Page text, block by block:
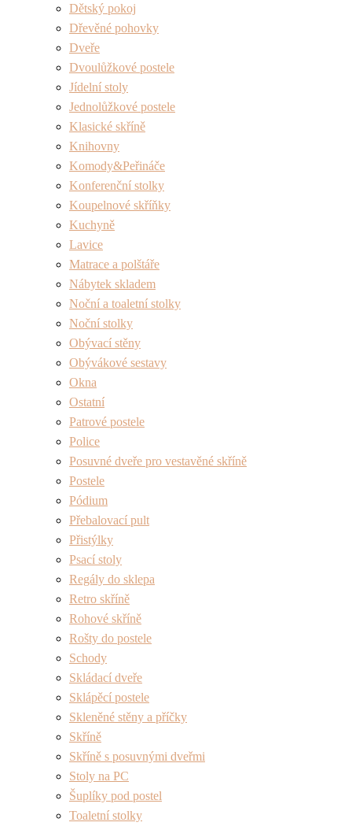
Dětský pokoj
Dřevěné pohovky
Dveře
Dvoulůžkové postele
Jídelní stoly
Jednolůžkové postele
Klasické skříně
Knihovny
Komody&Peřináče
Konferenční stolky
Koupelnové skříňky
Kuchyně
Lavice
Matrace a polštáře
Nábytek skladem
Noční a toaletní stolky
Noční stolky
Obývací stěny
Obývákové sestavy
Okna
Ostatní
Patrové postele
Police
Posuvné dveře pro vestavěné skříně
Postele
Pódium
Přebalovací pult
Přistýlky
Psací stoly
Regály do sklepa
Retro skříně
Rohové skříně
Rošty do postele
Schody
Skládací dveře
Sklápěcí postele
Skleněné stěny a příčky
Skříně
Skříně s posuvnými dveřmi
Stoly na PC
Šuplíky pod postel
Toaletní stolky